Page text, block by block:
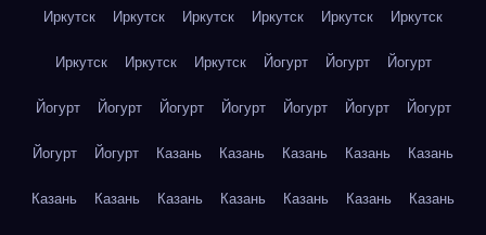
Иркутск Иркутск Иркутск Иркутск Иркутск Иркутск
Иркутск Иркутск Иркутск Йогурт Йогурт Йогурт
Йогурт Йогурт Йогурт Йогурт Йогурт Йогурт Йогурт
Йогурт Йогурт Казань Казань Казань Казань Казань
Казань Казань Казань Казань Казань Казань Казань